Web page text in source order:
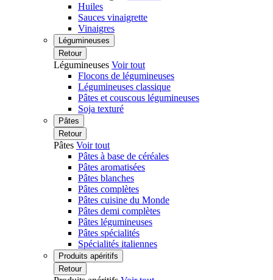
Huiles
Sauces vinaigrette
Vinaigres
Légumineuses
Retour
Légumineuses Voir tout
Flocons de légumineuses
Légumineuses classique
Pâtes et couscous légumineuses
Soja texturé
Pâtes
Retour
Pâtes Voir tout
Pâtes à base de céréales
Pâtes aromatisées
Pâtes blanches
Pâtes complètes
Pâtes cuisine du Monde
Pâtes demi complètes
Pâtes légumineuses
Pâtes spécialités
Spécialités italiennes
Produits apéritifs
Retour